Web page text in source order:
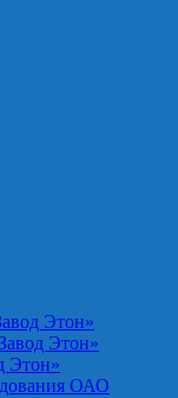
Этон»
Этон»
Этон»
ОАО